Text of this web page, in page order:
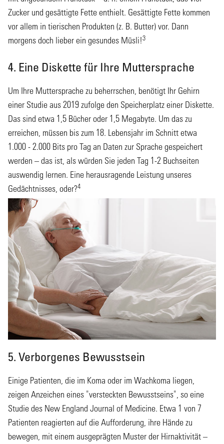
Zucker und gesättigte Fette enthielt. Gesättigte Fette kommen
vor allem in tierischen Produkten (z. B. Butter) vor. Dann
morgens doch lieber ein gesundes Müsli!3
4. Eine Diskette für Ihre Muttersprache
Um Ihre Muttersprache zu beherrschen, benötigt Ihr Gehirn
einer Studie aus 2019 zufolge den Speicherplatz einer Diskette.
Das sind etwa 1,5 Bücher oder 1,5 Megabyte. Um das zu
erreichen, müssen bis zum 18. Lebensjahr im Schnitt etwa
1.000 - 2.000 Bits pro Tag an Daten zur Sprache gespeichert
werden – das ist, als würden Sie jeden Tag 1-2 Buchseiten
auswendig lernen. Eine herausragende Leistung unseres
Gedächtnisses, oder?4
5. Verborgenes Bewusstsein
Einige Patienten, die im Koma oder im Wachkoma liegen,
zeigen Anzeichen eines "versteckten Bewusstseins", so eine
Studie des New England Journal of Medicine. Etwa 1 von 7
Patienten reagierten auf die Aufforderung, ihre Hände zu
bewegen, mit einem ausgeprägten Muster der Hirnaktivität –